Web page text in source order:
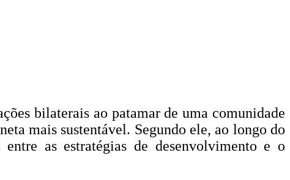
bilaterais ao patamar de uma comunidade
mais sustentável. Segundo ele, ao longo do
as estratégias de desenvolvimento e o